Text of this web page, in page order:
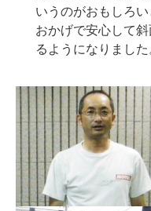
いうのがおもしろい
おかげで安心して
るようになりました